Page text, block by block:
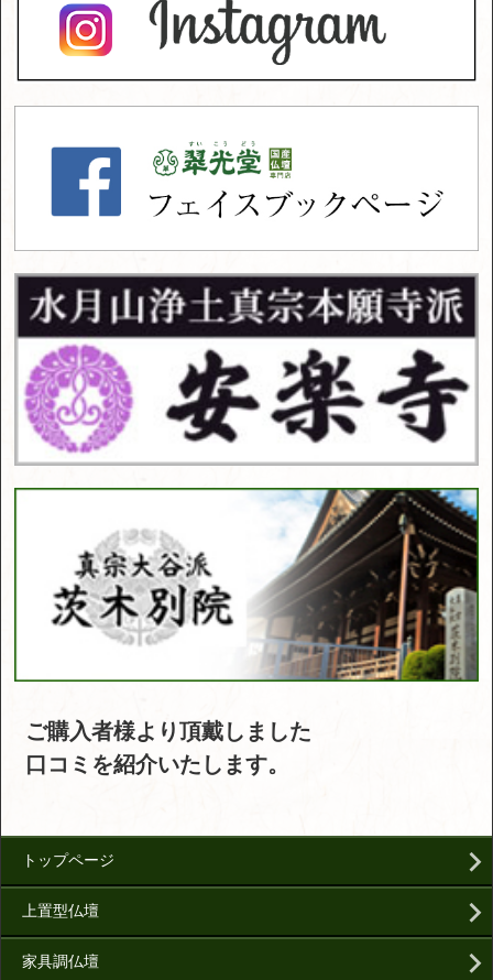
ご購入者様より頂戴しました
口コミを紹介いたします。
トップページ
上置型仏壇
家具調仏壇